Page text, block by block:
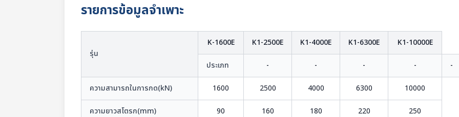
รายการข้อมูลจำเพาะ
รุ่น
K-1600E K1-2500E K1-4000E K1-6300E K1-10000E
ประเภท - - - - -
ความสามารถในการกด(kN) 1600 2500 4000 6300 10000
ความยาวสโตรก(mm) 90 160 180 220 250